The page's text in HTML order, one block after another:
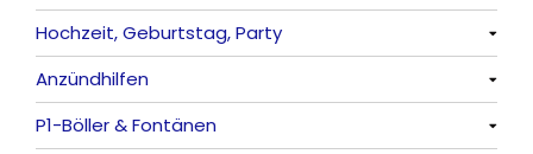
Bengalos
Rauchartikel
Alle anzeigen
Hochzeit, Geburtstag, Party
Alle anzeigen
Feuerschriften
Anzündhilfen
Alle anzeigen
P1-Böller & Fontänen